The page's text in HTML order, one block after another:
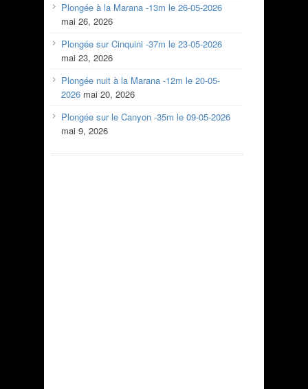
Plongée à la Marana -13m le 26-05-2026
mai 26, 2026
Plongée sur Cinquini -37m le 23-05-2026
mai 23, 2026
Plongée nuit à la Marana -12m le 20-05-
2026 mai 20, 2026
Plongée sur le Canyon -35m le 09-05-2026
mai 9, 2026